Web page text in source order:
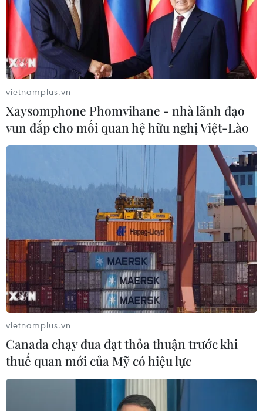
vietnamplus.vn
Xaysomphone Phomvihane - nhà lãnh đạo
vun đắp cho mối quan hệ hữu nghị Việt-Lào
vietnamplus.vn
Canada chạy đua đạt thỏa thuận trước khi
thuế quan mới của Mỹ có hiệu lực